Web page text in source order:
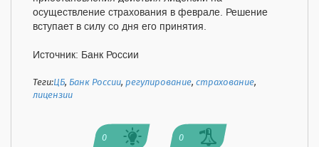
осуществление страхования в феврале. Решение
вступает в силу со дня его принятия.
Источник: Банк России
Теги:ЦБ, Банк России,регулирование,страхование,
лицензии
0 0